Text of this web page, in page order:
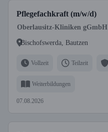
Pflegefachkraft (m/w/d)
Oberlausitz-Kliniken gGmbH
Bischofswerda, Bautzen
Vollzeit Teilzeit
Weiterbildungen
07.08.2026